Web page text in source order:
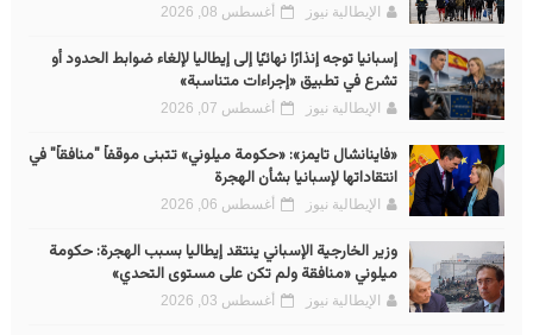
الإيطالية نيوز أغسطس 08, 2026
إسبانيا توجه إنذارًا نهائيًا إلى إيطاليا لإلغاء ضوابط الحدود أو
تشرع في تطبيق «إجراءات متناسبة»
الإيطالية نيوز أغسطس 07, 2026
«فاينانشال تايمز»: «حكومة ميلوني» تتبنى موقفاً "منافقاً" في
انتقاداتها لإسبانيا بشأن الهجرة
الإيطالية نيوز أغسطس 06, 2026
وزير الخارجية الإسباني ينتقد إيطاليا بسبب الهجرة: حكومة
ميلوني «منافقة ولم تكن على مستوى التحدي»
الإيطالية نيوز أغسطس 03, 2026